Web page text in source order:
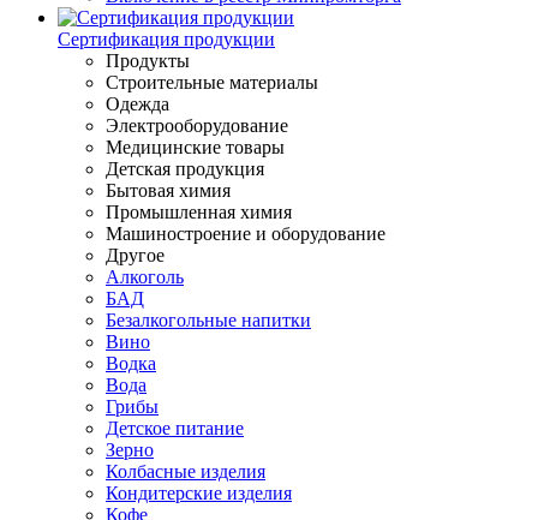
Сертификация продукции
Продукты
Строительные материалы
Одежда
Электрооборудование
Медицинские товары
Детская продукция
Бытовая химия
Промышленная химия
Машиностроение и оборудование
Другое
Алкоголь
БАД
Безалкогольные напитки
Вино
Водка
Вода
Грибы
Детское питание
Зерно
Колбасные изделия
Кондитерские изделия
Кофе